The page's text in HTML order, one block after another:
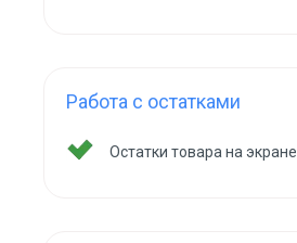
Работа с остатками
Остатки товара на экране